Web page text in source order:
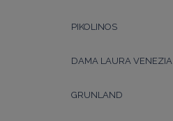
PIKOLINOS
DAMA LAURA VENEZIA
GRUNLAND